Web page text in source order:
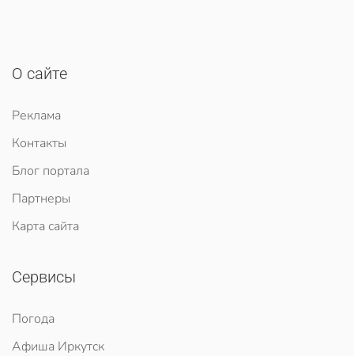
О сайте
Реклама
Контакты
Блог портала
Партнеры
Карта сайта
Сервисы
Погода
Афиша Иркутск